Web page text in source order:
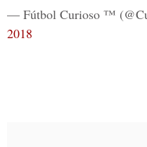
— Fútbol Curioso ™
2018